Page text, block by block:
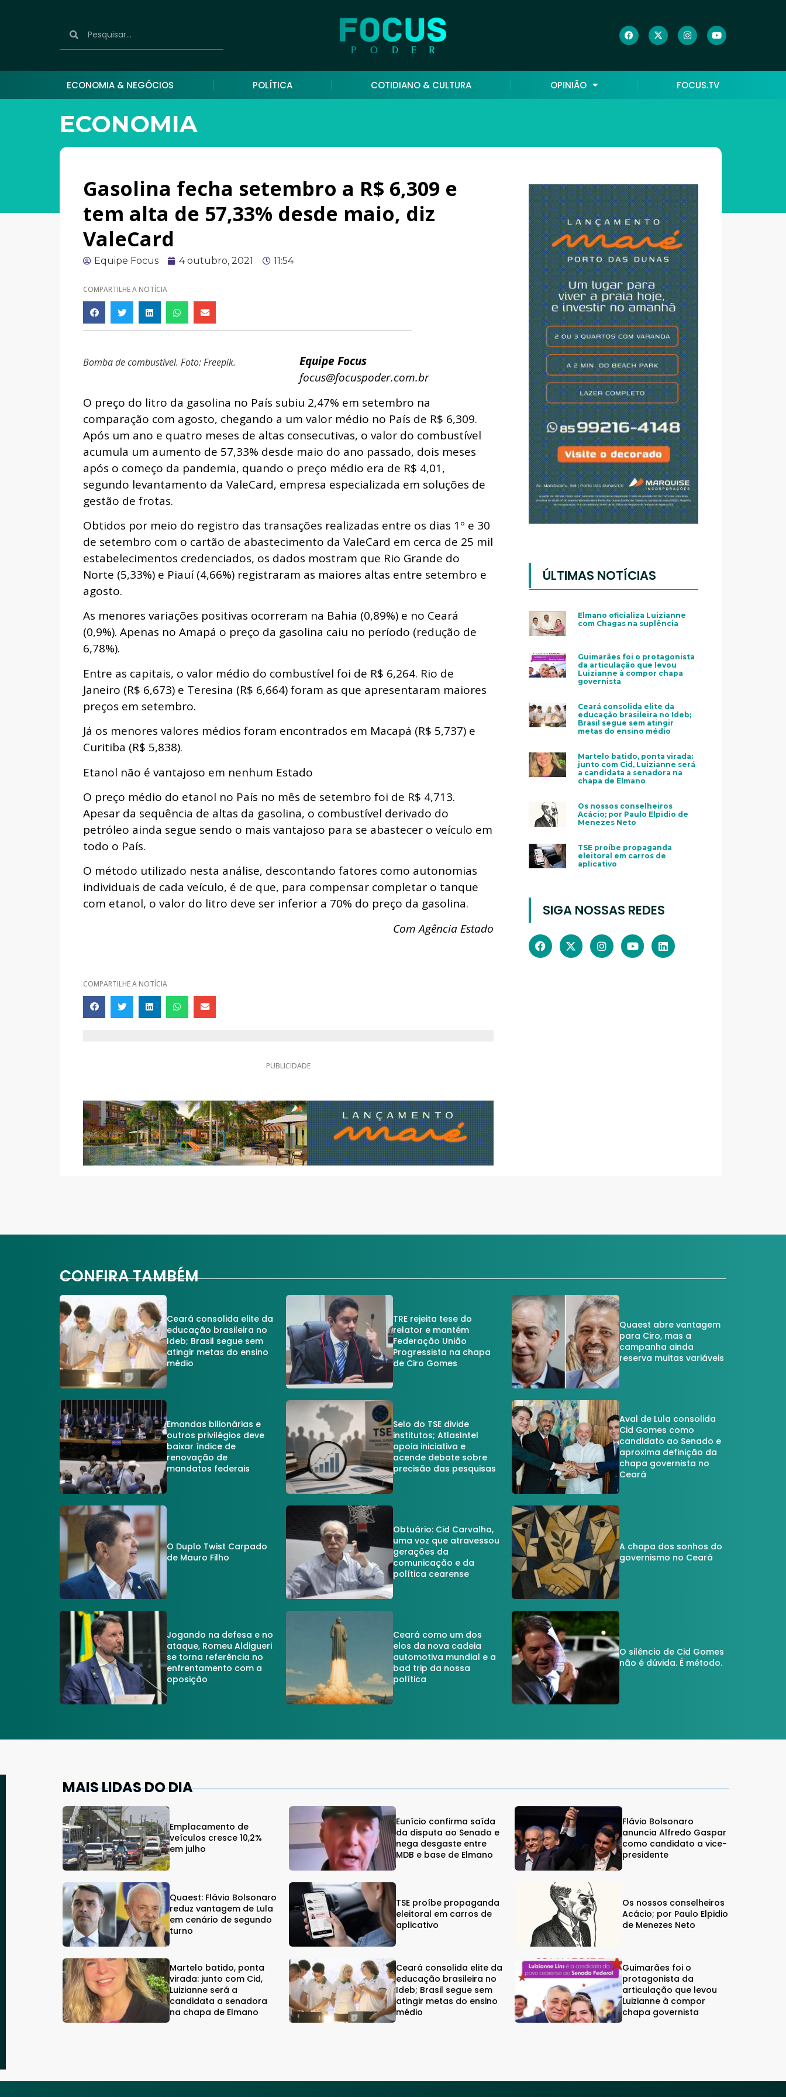
ECONOMIA & NEGÓCIOS POLÍTICA COTIDIANO & CULTURA OPINIÃO FOCUS.TV
ECONOMIA
Gasolina fecha setembro a R$ 6,309 e
tem alta de 57,33% desde maio, diz
ValeCard
Equipe Focus 4 outubro, 2021 11:54
COMPARTILHE A NOTÍCIA
Bomba de combustível. Foto: Freepik.
Equipe Focus
focus@focuspoder.com.br
O preço do litro da gasolina no País subiu 2,47% em setembro na
comparação com agosto, chegando a um valor médio no País de R$ 6,309.
Após um ano e quatro meses de altas consecutivas, o valor do combustível
acumula um aumento de 57,33% desde maio do ano passado, dois meses
após o começo da pandemia, quando o preço médio era de R$ 4,01,
segundo levantamento da ValeCard, empresa especializada em soluções de
gestão de frotas.
Obtidos por meio do registro das transações realizadas entre os dias 1º e 30
de setembro com o cartão de abastecimento da ValeCard em cerca de 25 mil
estabelecimentos credenciados, os dados mostram que Rio Grande do
Norte (5,33%) e Piauí (4,66%) registraram as maiores altas entre setembro e
agosto.
As menores variações positivas ocorreram na Bahia (0,89%) e no Ceará
(0,9%). Apenas no Amapá o preço da gasolina caiu no período (redução de
6,78%).
Entre as capitais, o valor médio do combustível foi de R$ 6,264. Rio de
Janeiro (R$ 6,673) e Teresina (R$ 6,664) foram as que apresentaram maiores
preços em setembro.
Já os menores valores médios foram encontrados em Macapá (R$ 5,737) e
Curitiba (R$ 5,838).
Etanol não é vantajoso em nenhum Estado
O preço médio do etanol no País no mês de setembro foi de R$ 4,713.
Apesar da sequência de altas da gasolina, o combustível derivado do
petróleo ainda segue sendo o mais vantajoso para se abastecer o veículo em
todo o País.
O método utilizado nesta análise, descontando fatores como autonomias
individuais de cada veículo, é de que, para compensar completar o tanque
com etanol, o valor do litro deve ser inferior a 70% do preço da gasolina.
Com Agência Estado
COMPARTILHE A NOTÍCIA
PUBLICIDADE
ÚLTIMAS NOTÍCIAS
Elmano oficializa Luizianne
com Chagas na suplência
Guimarães foi o protagonista
da articulação que levou
Luizianne à compor chapa
governista
Ceará consolida elite da
educação brasileira no Ideb;
Brasil segue sem atingir
metas do ensino médio
Martelo batido, ponta virada:
junto com Cid, Luizianne será
a candidata a senadora na
chapa de Elmano
Os nossos conselheiros
Acácio; por Paulo Elpidio de
Menezes Neto
TSE proíbe propaganda
eleitoral em carros de
aplicativo
SIGA NOSSAS REDES
CONFIRA TAMBÉM
Ceará consolida elite da
educação brasileira no
Ideb; Brasil segue sem
atingir metas do ensino
médio
TRE rejeita tese do
relator e mantém
Federação União
Progressista na chapa
de Ciro Gomes
Quaest abre vantagem
para Ciro, mas a
campanha ainda
reserva muitas variáveis
Emandas bilionárias e
outros privilégios deve
baixar índice de
renovação de
mandatos federais
Selo do TSE divide
institutos; AtlasIntel
apoia iniciativa e
acende debate sobre
precisão das pesquisas
Aval de Lula consolida
Cid Gomes como
candidato ao Senado e
aproxima definição da
chapa governista no
Ceará
O Duplo Twist Carpado
de Mauro Filho
Obtuário: Cid Carvalho,
uma voz que atravessou
gerações da
comunicação e da
política cearense
A chapa dos sonhos do
governismo no Ceará
Jogando na defesa e no
ataque, Romeu Aldigueri
se torna referência no
enfrentamento com a
oposição
Ceará como um dos
elos da nova cadeia
automotiva mundial e a
bad trip da nossa
política
O silêncio de Cid Gomes
não é dúvida. É método.
MAIS LIDAS DO DIA
Emplacamento de
veículos cresce 10,2%
em julho
Eunício confirma saída
da disputa ao Senado e
nega desgaste entre
MDB e base de Elmano
Flávio Bolsonaro
anuncia Alfredo Gaspar
como candidato a vice-
presidente
Quaest: Flávio Bolsonaro
reduz vantagem de Lula
em cenário de segundo
turno
TSE proíbe propaganda
eleitoral em carros de
aplicativo
Os nossos conselheiros
Acácio; por Paulo Elpidio
de Menezes Neto
Martelo batido, ponta
virada: junto com Cid,
Luizianne será a
candidata a senadora
na chapa de Elmano
Ceará consolida elite da
educação brasileira no
Ideb; Brasil segue sem
atingir metas do ensino
médio
Guimarães foi o
protagonista da
articulação que levou
Luizianne à compor
chapa governista